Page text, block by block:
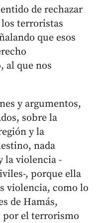
de rechazar
terroristas
que esos
al que nos
y argumentos,
sobre la
y la
nada
la violencia -
, porque ella
violencia, como lo
de Hamás,
por el terrorismo